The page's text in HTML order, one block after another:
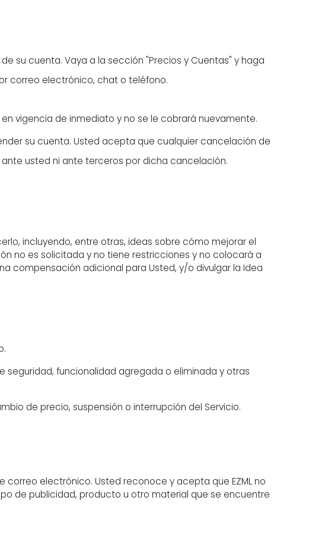
su cuenta. Vaya a la sección "Precios y Cuentas" y haga
correo electrónico, chat o teléfono.
vigencia de inmediato y no se le cobrará nuevamente.
su cuenta. Usted acepta que cualquier cancelación de
ante usted ni ante terceros por dicha cancelación.
incluyendo, entre otras, ideas sobre cómo mejorar el
no es solicitada y no tiene restricciones y no colocará a
compensación adicional para Usted, y/o divulgar la Idea
seguridad, funcionalidad agregada o eliminada y otras
de precio, suspensión o interrupción del Servicio.
electrónico. Usted reconoce y acepta que EZML no
de publicidad, producto u otro material que se encuentre